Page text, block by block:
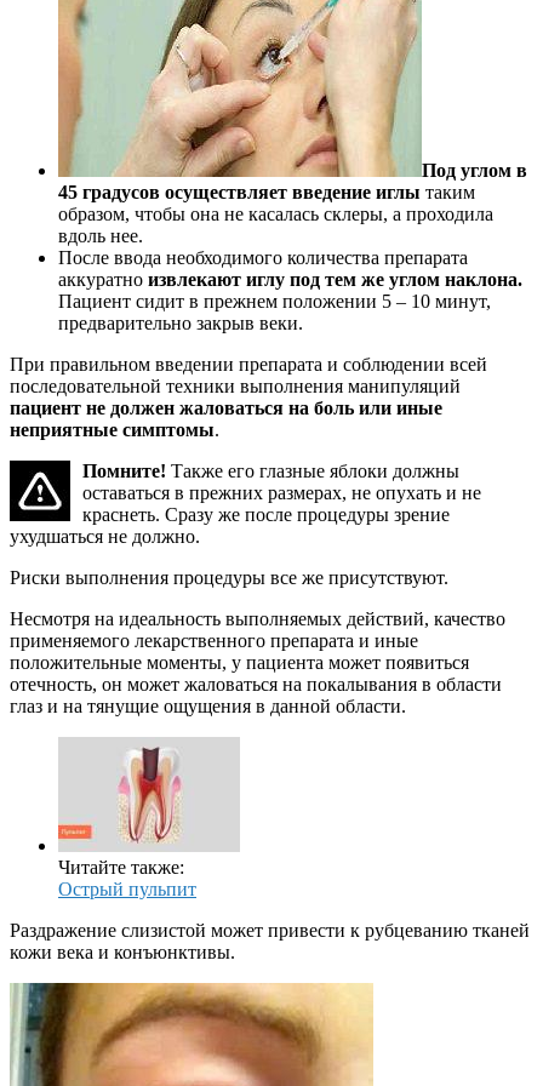
Под углом в
45 градусов осуществляет введение иглы таким
образом, чтобы она не касалась склеры, а проходила
вдоль нее.
После ввода необходимого количества препарата
аккуратно извлекают иглу под тем же углом наклона.
Пациент сидит в прежнем положении 5 – 10 минут,
предварительно закрыв веки.
При правильном введении препарата и соблюдении всей
последовательной техники выполнения манипуляций
пациент не должен жаловаться на боль или иные
неприятные симптомы.
Помните! Также его глазные яблоки должны
оставаться в прежних размерах, не опухать и не
краснеть. Сразу же после процедуры зрение
ухудшаться не должно.
Риски выполнения процедуры все же присутствуют.
Несмотря на идеальность выполняемых действий, качество
применяемого лекарственного препарата и иные
положительные моменты, у пациента может появиться
отечность, он может жаловаться на покалывания в области
глаз и на тянущие ощущения в данной области.
Читайте также:
Острый пульпит
Раздражение слизистой может привести к рубцеванию тканей
кожи века и конъюнктивы.